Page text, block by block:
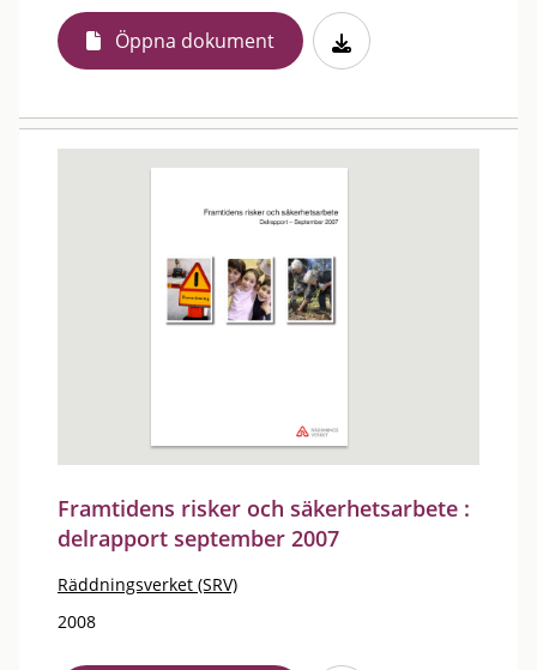
Öppna dokument
Framtidens risker och säkerhetsarbete :
delrapport september 2007
Räddningsverket (SRV)
2008